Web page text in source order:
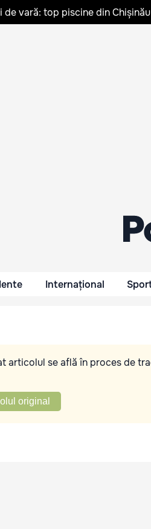
vară: top piscine din Chișinău
Internațional
articolul se află în proces de
original